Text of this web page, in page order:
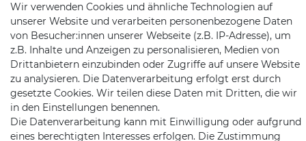
KONTAKT
Telefon:09721 / 9453362
Mail: info@satshopping.de
Kopenhagenstr. 4
97424 Schweinfurt
Wir verwenden Cookies und ähnliche Technologien auf
unserer Website und verarbeiten personenbezogene Daten
von Besucher:innen unserer Webseite (z.B. IP-Adresse), um
z.B. Inhalte und Anzeigen zu personalisieren, Medien von
Drittanbietern einzubinden oder Zugriffe auf unsere Website
zu analysieren. Die Datenverarbeitung erfolgt erst durch
gesetzte Cookies. Wir teilen diese Daten mit Dritten, die wir
in den Einstellungen benennen.
Die Datenverarbeitung kann mit Einwilligung oder aufgrund
eines berechtigten Interesses erfolgen. Die Zustimmung